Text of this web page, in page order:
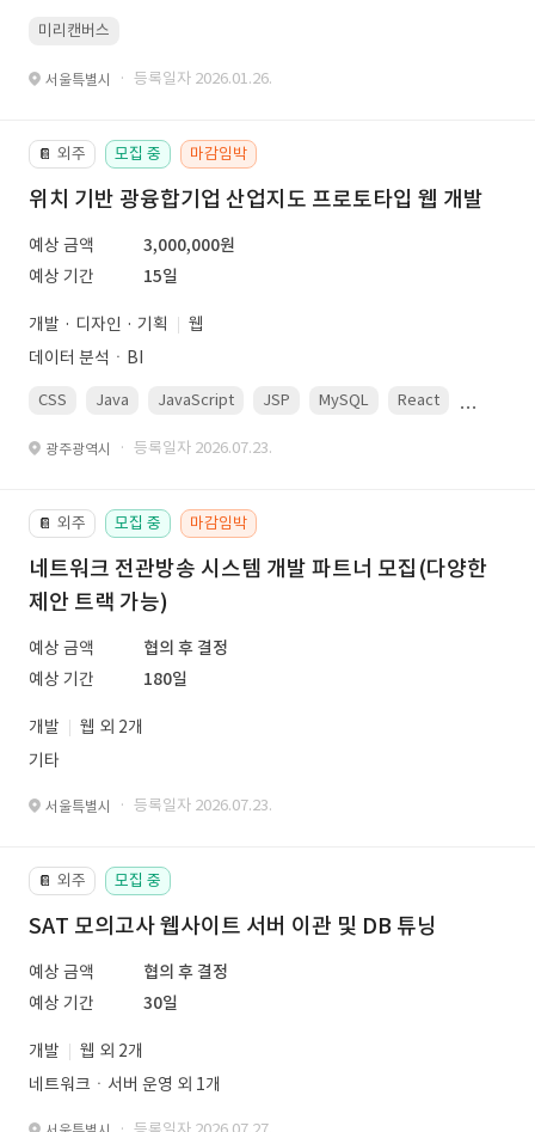
미리캔버스
서울특별시 · 등록일자 2026.01.26.
📔 외주 모집 중 마감임박
위치 기반 광융합기업 산업지도 프로토타입 웹 개발
예상 금액
3,000,000원
예상 기간
15일
개발 · 디자인 · 기획
웹
데이터 분석ㆍBI
CSS Java JavaScript JSP MySQL React
광주광역시 · 등록일자 2026.07.23.
📔 외주 모집 중 마감임박
네트워크 전관방송 시스템 개발 파트너 모집(다양한
제안 트랙 가능)
예상 금액
협의 후 결정
예상 기간
180일
개발
웹 외 2개
기타
서울특별시 · 등록일자 2026.07.23.
📔 외주 모집 중
SAT 모의고사 웹사이트 서버 이관 및 DB 튜닝
예상 금액
협의 후 결정
예상 기간
30일
개발
웹 외 2개
네트워크ㆍ서버 운영 외 1개